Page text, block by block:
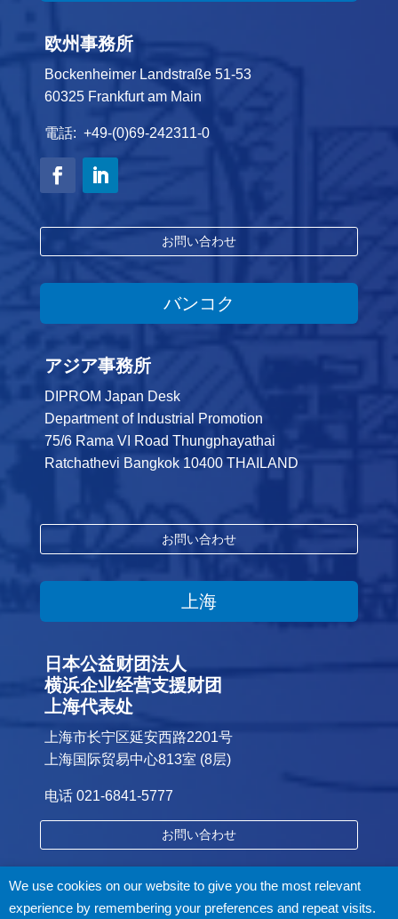
欧州事務所
Bockenheimer Landstraße 51-53
60325 Frankfurt am Main
電話: +49-(0)69-242311-0
お問い合わせ
バンコク
アジア事務所
DIPROM Japan Desk
Department of Industrial Promotion
75/6 Rama VI Road Thungphayathai
Ratchathevi Bangkok 10400 THAILAND
お問い合わせ
上海
日本公益财团法人
横浜企业经营支援财团
上海代表处
上海市长宁区延安西路2201号
上海国际贸易中心813室 (8层)
电话 021-6841-5777
お問い合わせ
We use cookies on our website to give you the most relevant
experience by remembering your preferences and repeat visits.